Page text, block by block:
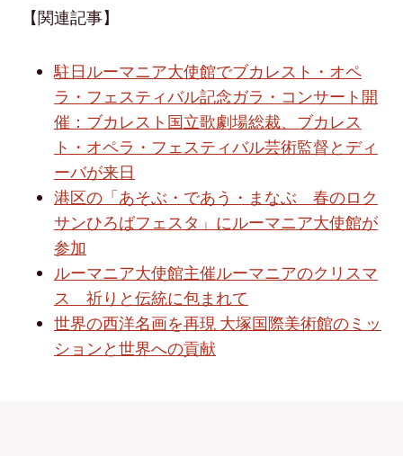
【関連記事】
駐日ルーマニア大使館でブカレスト・オペ
ラ・フェスティバル記念ガラ・コンサート開
催：ブカレスト国立歌劇場総裁、ブカレス
ト・オペラ・フェスティバル芸術監督とディ
ーバが来日
港区の「あそぶ・であう・まなぶ 春のロク
サンひろばフェスタ」にルーマニア大使館が
参加
ルーマニア大使館主催ルーマニアのクリスマ
ス 祈りと伝統に包まれて
世界の西洋名画を再現 大塚国際美術館のミッ
ションと世界への貢献